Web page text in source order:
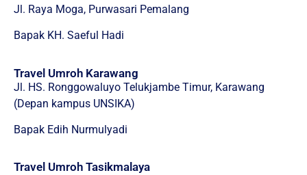
Jl. Raya Moga, Purwasari Pemalang
Bapak KH. Saeful Hadi
Travel Umroh Karawang
Jl. HS. Ronggowaluyo Telukjambe Timur, Karawang
(Depan kampus UNSIKA)
Bapak Edih Nurmulyadi
Travel Umroh Tasikmalaya